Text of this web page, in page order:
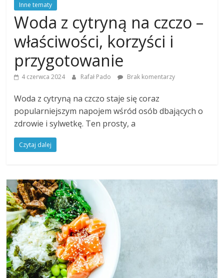
Inne tematy
Woda z cytryną na czczo –
właściwości, korzyści i
przygotowanie
4 czerwca 2024 Rafał Pado Brak komentarzy
Woda z cytryną na czczo staje się coraz
popularniejszym napojem wśród osób dbających o
zdrowie i sylwetkę. Ten prosty, a
Czytaj dalej